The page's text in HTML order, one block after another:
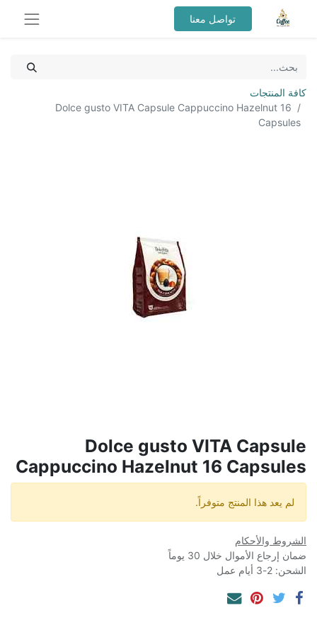
تواصل معنا
كافة المنتجات
Dolce gusto VITA Capsule Cappuccino Hazelnut 16
Capsules
Dolce gusto VITA Capsule
Cappuccino Hazelnut 16 Capsules
لم يعد هذا المنتج متوفراً.
الشروط والأحكام
ضمان إرجاع الأموال خلال 30 يوماً
الشحن: 2-3 أيام عمل